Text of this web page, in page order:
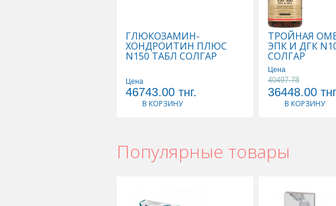
ГЛЮКОЗАМИН-
ХОНДРОИТИН ПЛЮС
N150 ТАБЛ СОЛГАР
Цена
46743.00 тнг.
В КОРЗИНУ
ТРОЙНАЯ
ЭПК И ДГК
СОЛГАР
Цена
40497.78
36448.00
В КОРЗИНУ
Популярные товары